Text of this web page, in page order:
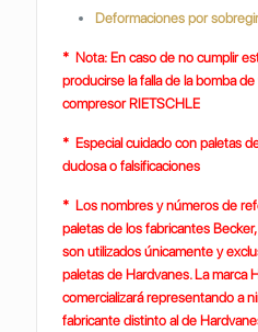
Deformaciones por
* Nota: En caso de no cumplir
producirse la falla de la bomba
compresor RIETSCHLE
* Especial cuidado con paletas
dudosa o falsificaciones
* Los nombres y números de
paletas de los fabricantes
son utilizados únicamente y
paletas de Hardvanes. La marca
comercializará representando a
fabricante distinto al de